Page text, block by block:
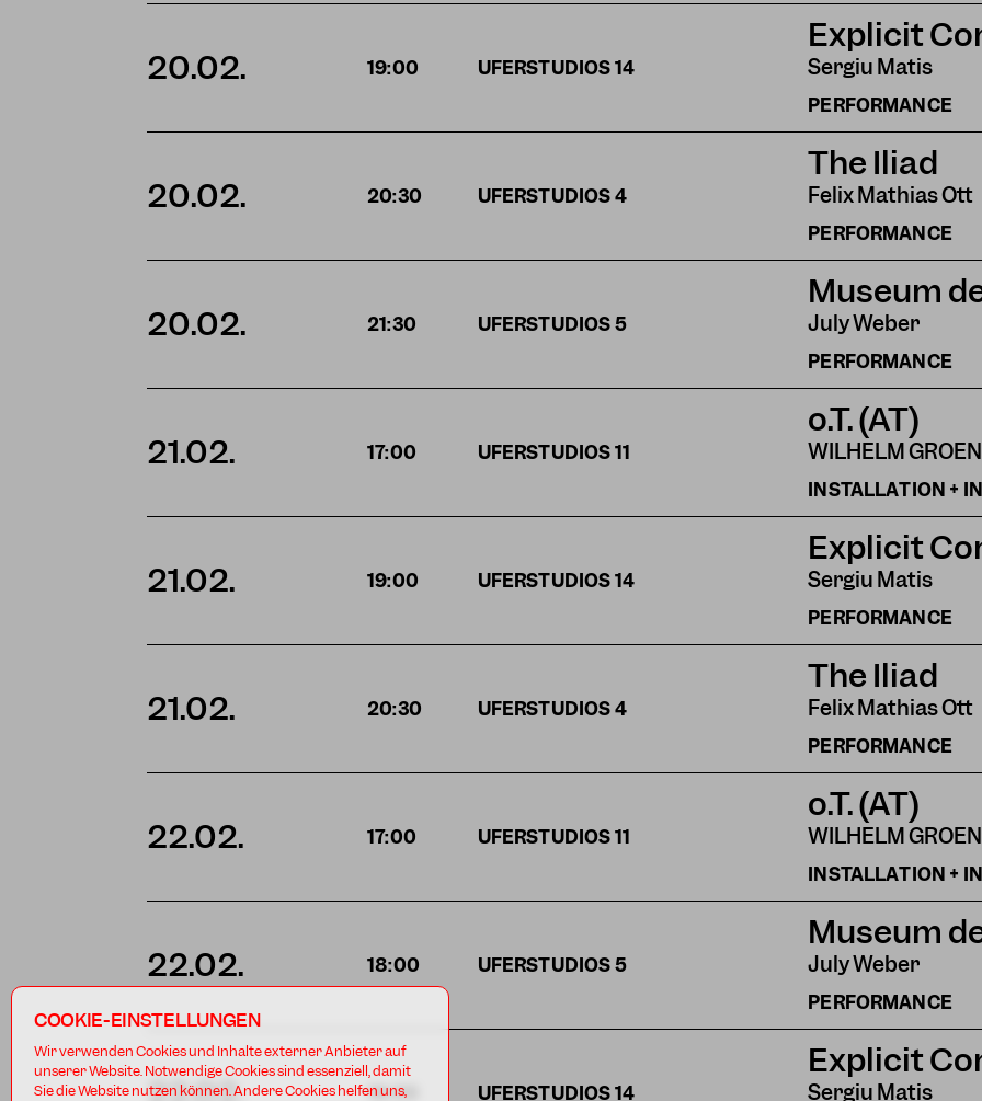
Explicit
Sergiu Matis
PERFORMANCE
20.02. 19:00 UFERSTUDIOS14
The Iliad
Felix Mathias Ott
PERFORMANCE
20.02. 20:30 UFERSTUDIOS4
Museum
July Weber
PERFORMANCE
20.02. 21:30 UFERSTUDIOS5
o.T. (AT)
WILHELM
INSTALLATION +
21.02. 17:00 UFERSTUDIOS11
Explicit
Sergiu Matis
PERFORMANCE
21.02. 19:00 UFERSTUDIOS14
The Iliad
Felix Mathias Ott
PERFORMANCE
21.02. 20:30 UFERSTUDIOS4
o.T. (AT)
WILHELM
INSTALLATION +
22.02. 17:00 UFERSTUDIOS11
Museum
July Weber
PERFORMANCE
22.02. 18:00 UFERSTUDIOS5
Explicit
Sergiu Matis
19:00 UFERSTUDIOS14
COOKIE-EINSTELLUNGEN
Wir verwenden Cookies und Inhalte externer Anbieter auf
unserer Website. Notwendige Cookies sind essenziell, damit
Sie die Website nutzen können. Andere Cookies helfen uns,